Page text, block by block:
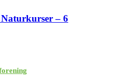
– 6